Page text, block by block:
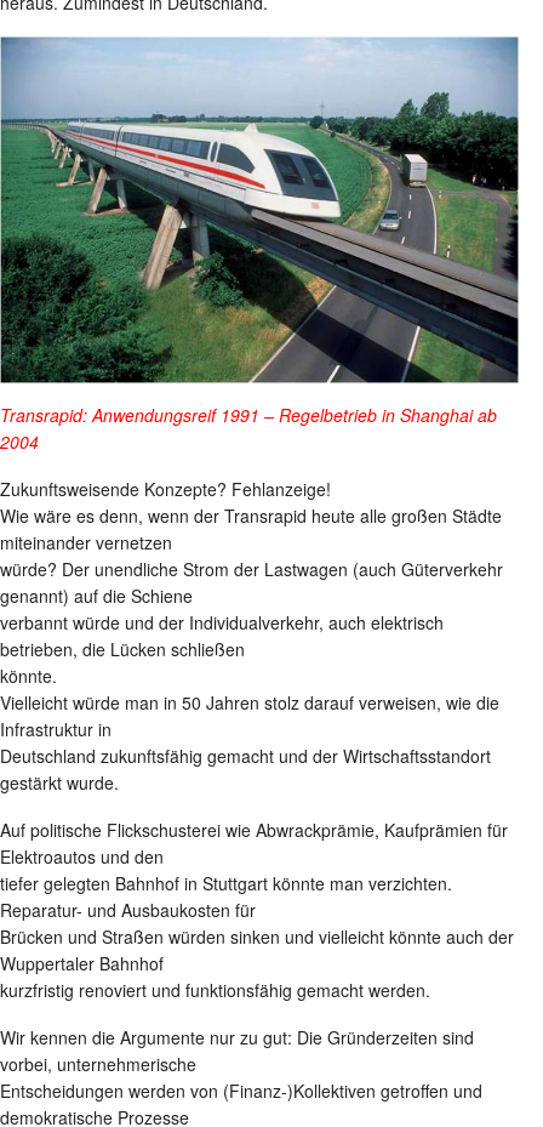
Transrapid: Anwendungsreif 1991 – Regelbetrieb in Shanghai ab
2004
Zukunftsweisende Konzepte? Fehlanzeige!
Wie wäre es denn, wenn der Transrapid heute alle großen Städte
miteinander vernetzen
würde? Der unendliche Strom der Lastwagen (auch Güterverkehr
genannt) auf die Schiene
verbannt würde und der Individualverkehr, auch elektrisch
betrieben, die Lücken schließen
könnte.
Vielleicht würde man in 50 Jahren stolz darauf verweisen, wie die
Infrastruktur in
Deutschland zukunftsfähig gemacht und der Wirtschaftsstandort
gestärkt wurde.
Auf politische Flickschusterei wie Abwrackprämie, Kaufprämien für
Elektroautos und den
tiefer gelegten Bahnhof in Stuttgart könnte man verzichten.
Reparatur- und Ausbaukosten für
Brücken und Straßen würden sinken und vielleicht könnte auch der
Wuppertaler Bahnhof
kurzfristig renoviert und funktionsfähig gemacht werden.
Wir kennen die Argumente nur zu gut: Die Gründerzeiten sind
vorbei, unternehmerische
Entscheidungen werden von (Finanz-)Kollektiven getroffen und
demokratische Prozesse